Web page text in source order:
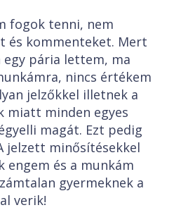
fogok tenni, nem
és kommenteket. Mert
egy pária lettem, ma
nincs értékem
jelzőkkel illetnek a
miatt minden egyes
magát. Ezt pedig
jelzett minősítésekkel
engem és a munkám
gyermeknek a
verik!